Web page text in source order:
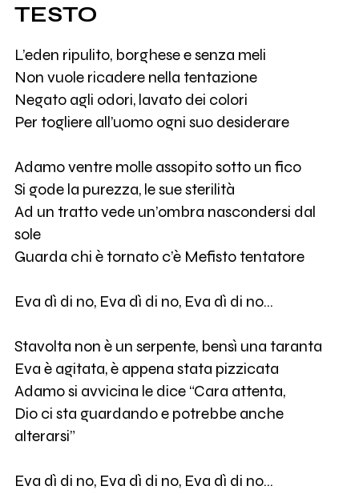
TESTO
L’eden ripulito, borghese e senza meli
Non vuole ricadere nella tentazione
Negato agli odori, lavato dei colori
Per togliere all’uomo ogni suo desiderare
Adamo ventre molle assopito sotto un fico
Si gode la purezza, le sue sterilità
Ad un tratto vede un’ombra nascondersi dal
sole
Guarda chi è tornato c’è Mefisto tentatore
Eva dì di no, Eva dì di no, Eva dì di no…
Stavolta non è un serpente, bensì una taranta
Eva è agitata, è appena stata pizzicata
Adamo si avvicina le dice “Cara attenta,
Dio ci sta guardando e potrebbe anche
alterarsi”
Eva dì di no, Eva dì di no, Eva dì di no…